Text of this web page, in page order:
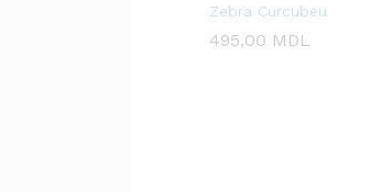
Zebra Curcubeu
495,00 MDL
495,00 MDL